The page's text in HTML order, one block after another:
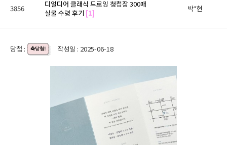
3856
디얼디어 클래식 드로잉 청첩장 300매
실물 수령 후기 [1] 박*현
당첨 : 작성일 : 2025-06-18